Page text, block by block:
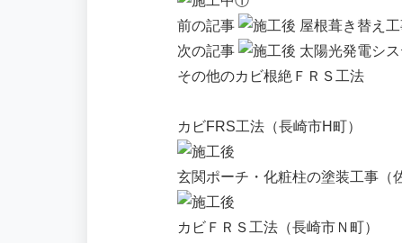
前の記事
屋根葺き替え
次の記事
太陽光発電シ
その他のカビ根絶ＦＲＳ工法
カビFRS工法（長崎市H町）
玄関ポーチ・化粧柱の塗装工事（
カビＦＲＳ工法（長崎市Ｎ町）